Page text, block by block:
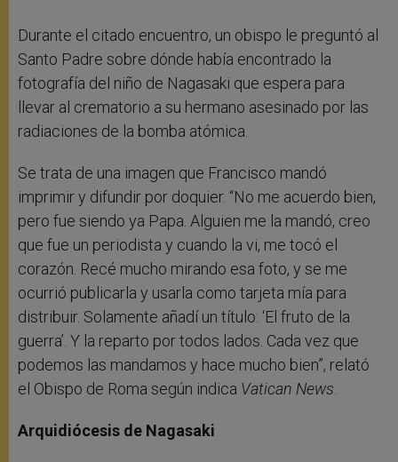
Durante el citado encuentro, un obispo le preguntó al
Santo Padre sobre dónde había encontrado la
fotografía del niño de Nagasaki que espera para
llevar al crematorio a su hermano asesinado por las
radiaciones de la bomba atómica.
Se trata de una imagen que Francisco mandó
imprimir y difundir por doquier. “No me acuerdo bien,
pero fue siendo ya Papa. Alguien me la mandó, creo
que fue un periodista y cuando la vi, me tocó el
corazón. Recé mucho mirando esa foto, y se me
ocurrió publicarla y usarla como tarjeta mía para
distribuir. Solamente añadí un título: ‘El fruto de la
guerra’. Y la reparto por todos lados. Cada vez que
podemos las mandamos y hace mucho bien”, relató
el Obispo de Roma según indica Vatican News
Arquidiócesis de Nagasaki